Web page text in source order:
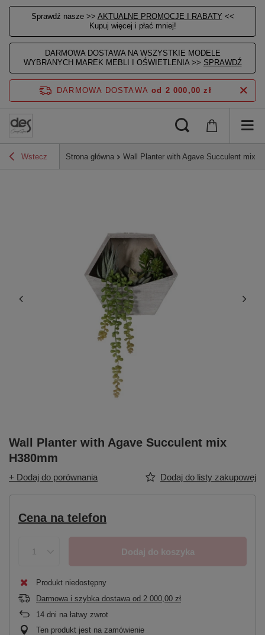
Sprawdź nasze >> AKTUALNE PROMOCJE I RABATY <<
Kupuj więcej i płać mniej!
DARMOWA DOSTAWA NA WSZYSTKIE MODELE
WYBRANYCH MAREK MEBLI I OŚWIETLENIA >> SPRAWDŹ
DARMOWA DOSTAWA od 2 000,00 zł
Wstecz Strona główna Wall Planter with Agave Succulent mix
Wall Planter with Agave Succulent mix
H380mm
+ Dodaj do porównania Dodaj do listy zakupowej
Cena na telefon
Dodaj do koszyka
Produkt niedostępny
Darmowa i szybka dostawa od 2 000,00 zł
14 dni na łatwy zwrot
Ten produkt jest na zamówienie